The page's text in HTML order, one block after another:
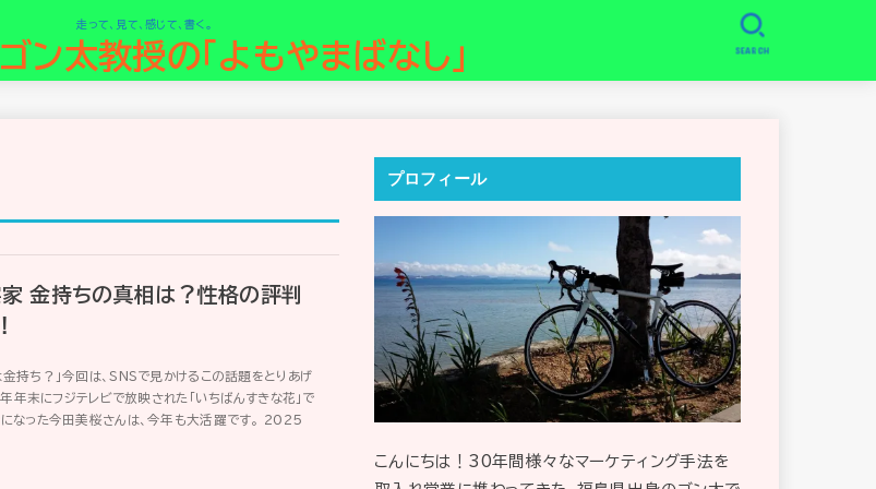
走って、見て、感じて、書く。
ン太教授の「よもやまばなし」 SEARCH
金持ちの真相は？性格の評判
金持ち？」今回は、SNSで見かけるこの話題をとりあげ
年末にフジテレビで放映された「いちばんすきな花」で
になった今田美桜さんは、今年も大活躍です。 2025
プロフィール
こんにちは！30年間様々なマーケティング手法を